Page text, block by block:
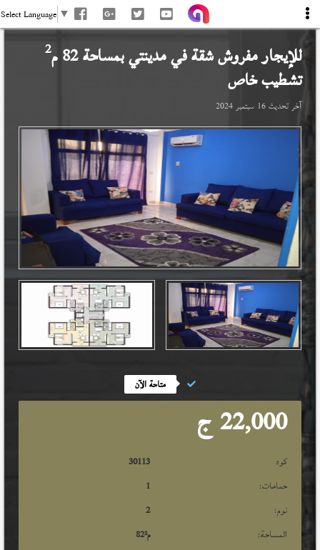
Select Language ▼
للإيجار مفروش شقة فيمدينتيبمساحة 82 م 2
تشطيب خاص
آخر تحديث16 سبتمبر 2024
متاحة الآن
22,000 ج
كود
30113
حمامات:
1
نوم:
2
المساحة:
82م²